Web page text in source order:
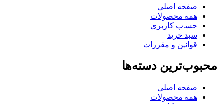
صفحه اصلی
همه محصولات
حساب کاربری
سبد خرید
قوانین و مقررات
محبوب‌ترین دسته‌ها
صفحه اصلی
همه محصولات